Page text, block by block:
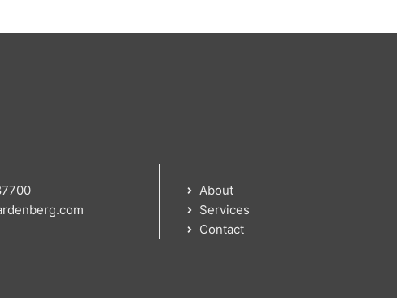
About
Services
Contact